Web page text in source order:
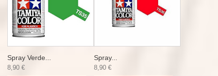
Spray Verde...
8,90 €
Spray...
8,90 €